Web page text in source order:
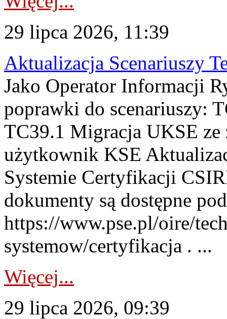
29 lipca 2026, 11:39
Aktualizacja Scenariuszy
Jako Operator Informacji
poprawki do scenariuszy:
TC39.1 Migracja UKSE
użytkownik KSE
Systemie Certyfikacji
dokumenty są dostępne
https://www.pse.pl/oire/
systemow/certyfikacja . ...
Więcej...
29 lipca 2026, 09:39